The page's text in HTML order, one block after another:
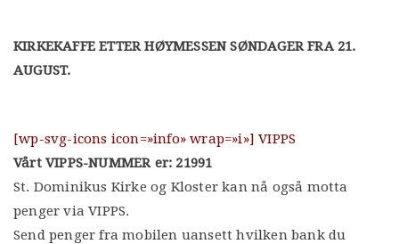
KIRKEKAFFE ETTER HØYMESSEN SØNDAGER FRA 21.
AUGUST.
[wp-svg-icons icon=»info» wrap=»i»] VIPPS
Vårt VIPPS-NUMMER er: 21991
St. Dominikus Kirke og Kloster kan nå også motta
penger via VIPPS.
Send penger fra mobilen uansett hvilken bank du